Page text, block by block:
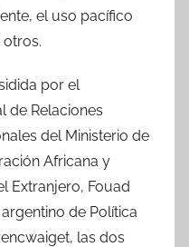
el uso pacífico
otros.
por el
de Relaciones
del Ministerio de
Africana y
Extranjero, Fouad
de Política
las dos